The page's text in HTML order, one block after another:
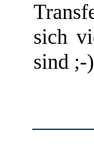
sich
sind ;-